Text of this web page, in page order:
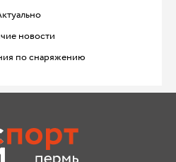
новости
по снаряжению